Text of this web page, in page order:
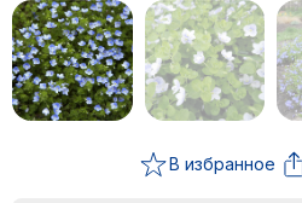
В избранное